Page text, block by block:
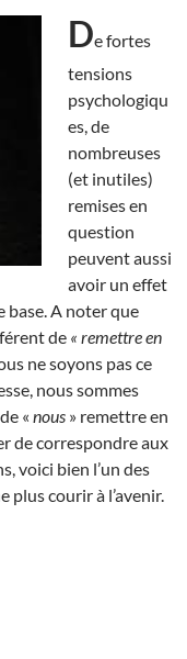
De fortes
tensions
psychologiqu
es, de
nombreuses
(et inutiles)
remises en
question
peuvent aussi
avoir un effet
base. A noter que
de « remettre en
ne soyons pas ce
nous sommes
« nous » remettre en
de correspondre aux
voici bien l’un des
plus courir à l’avenir.